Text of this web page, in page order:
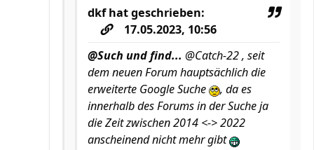
dkfhat geschrieben:
17.05.2023, 10:56
@Such und find... @Catch-22 , seit
dem neuen Forum hauptsächlich die
erweiterte Google Suche
, da es
innerhalb des Forums in der Suche ja
die Zeit zwischen 2014 <-> 2022
anscheinend nicht mehr gibt